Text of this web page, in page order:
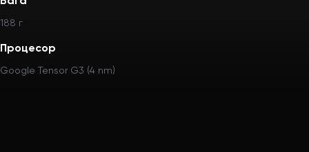
188 г
Процесор
Google Tensor G3 (4 nm)